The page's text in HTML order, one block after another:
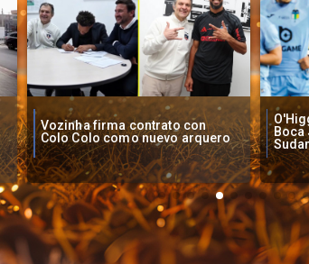
O'Higgins cae por penales ante
Boca Juniors en Copa
Sudamericana
Chile